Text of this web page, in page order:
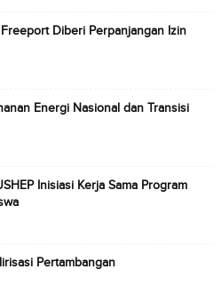
Diberi Perpanjangan Izin
Energi Nasional dan Transisi
Inisiasi Kerja Sama Program
Pertambangan